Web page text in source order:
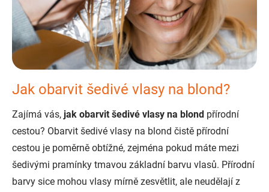
Jak obarvit šedivé vlasy na blond?
Zajímá vás, jak obarvit šedivé vlasy na blond přírodní
cestou? Obarvit šedivé vlasy na blond čistě přírodní
cestou je poměrně obtížné, zejména pokud máte mezi
šedivými pramínky tmavou základní barvu vlasů. Přírodní
barvy sice mohou vlasy mírně zesvětlit, ale neudělají z